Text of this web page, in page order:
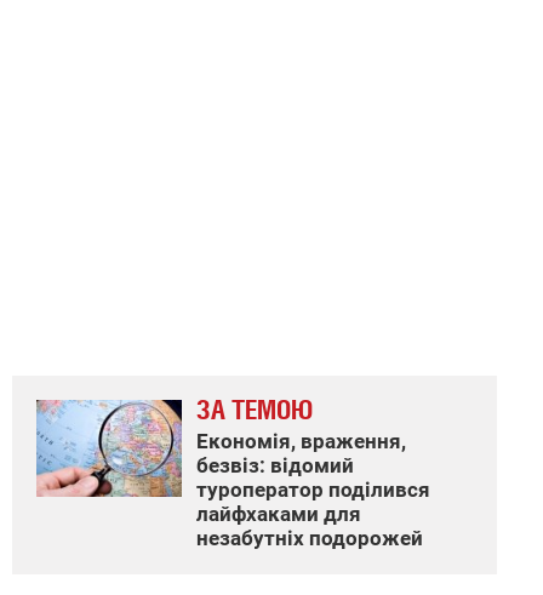
ЗА ТЕМОЮ
Економія, враження,
безвіз: відомий
туроператор поділився
лайфхаками для
незабутніх подорожей